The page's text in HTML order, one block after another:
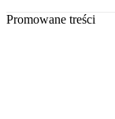
Promowane treści